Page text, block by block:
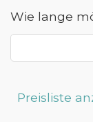
Wie lange
Preisliste